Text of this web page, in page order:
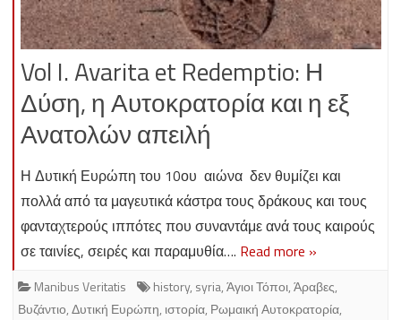
Vol I. Avarita et Redemptio: Η
Δύση, η Αυτοκρατορία και η εξ
Ανατολών απειλή
Η Δυτική Ευρώπη του 10ου αιώνα δεν θυμίζει και
πολλά από τα μαγευτικά κάστρα τους δράκους και τους
φανταχτερούς ιππότες που συναντάμε ανά τους καιρούς
σε ταινίες, σειρές και παραμυθία…. Read more »
Manibus Veritatis history, syria,Άγιοι Τόποι,Άραβες,
Βυζάντιο,Δυτική Ευρώπη, ιστορία, Ρωμαική Αυτοκρατορία,